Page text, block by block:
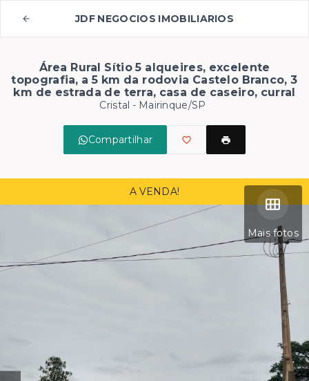
JDF NEGOCIOS IMOBILIARIOS
Área Rural Sítio 5 alqueires, excelente
topografia, a 5 km da rodovia Castelo Branco, 3
km de estrada de terra, casa de caseiro, curral
Cristal - Mairinque/SP
Compartilhar
Mais fotos
A VENDA!